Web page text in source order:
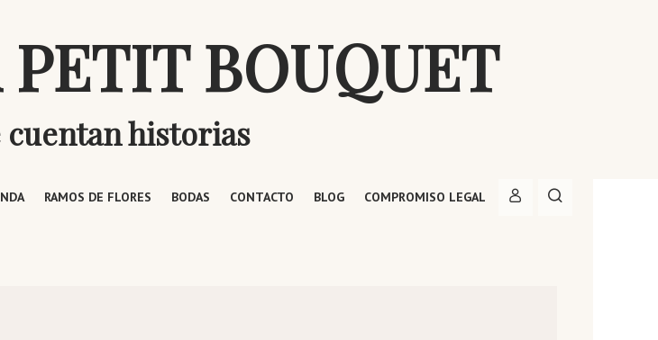
BOUQUET
cuentan historias
RAMOS DE FLORES BODAS CONTACTO BLOG COMPROMISO LEGAL